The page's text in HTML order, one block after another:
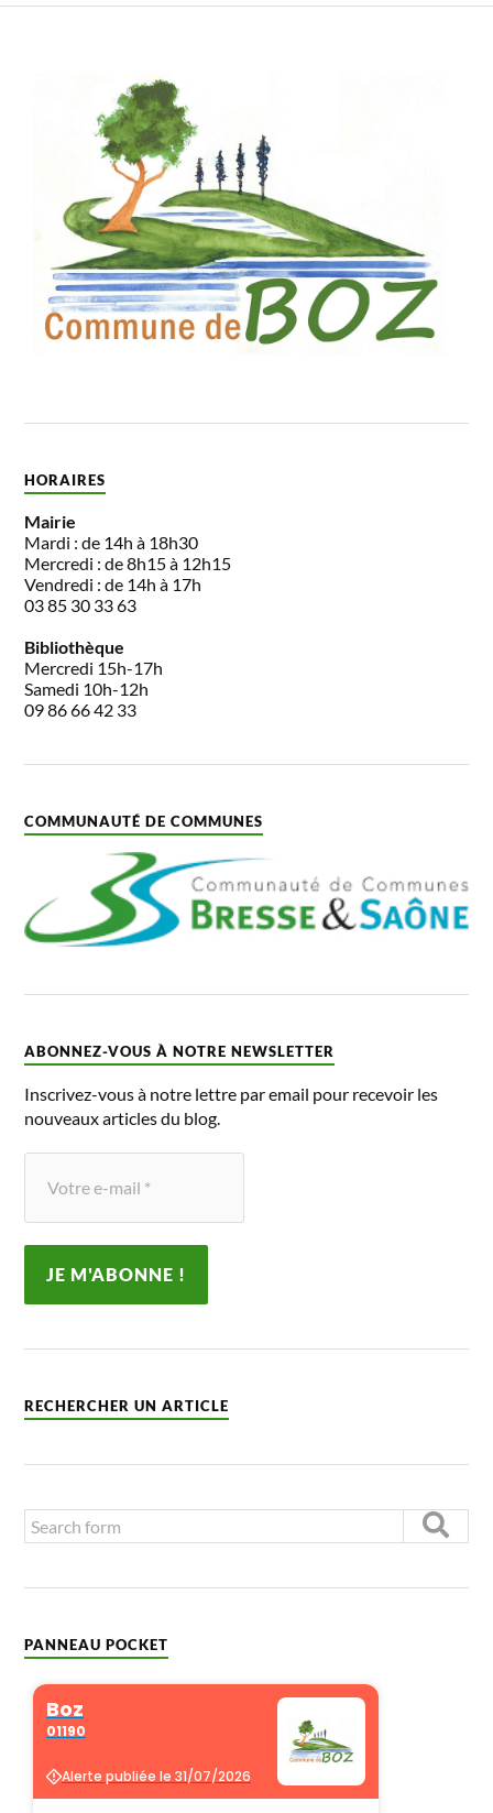
HORAIRES
Mairie
Mardi : de 14h à 18h30
Mercredi : de 8h15 à 12h15
Vendredi : de 14h à 17h
03 85 30 33 63
Bibliothèque
Mercredi 15h-17h
Samedi 10h-12h
09 86 66 42 33
COMMUNAUTÉ DE COMMUNES
ABONNEZ-VOUS À NOTRE NEWSLETTER
Inscrivez-vous à notre lettre par email pour recevoir les
nouveaux articles du blog.
RECHERCHER UN ARTICLE
PANNEAU POCKET